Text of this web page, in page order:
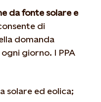
da fonte solare e
di
domanda
giorno. I PPA
solare ed eolica;